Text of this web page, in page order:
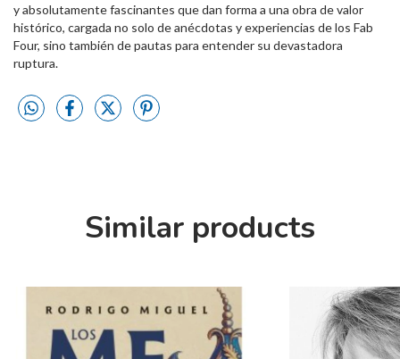
y absolutamente fascinantes que dan forma a una obra de valor
histórico, cargada no solo de anécdotas y experiencias de los Fab
Four, sino también de pautas para entender su devastadora
ruptura.
Similar products